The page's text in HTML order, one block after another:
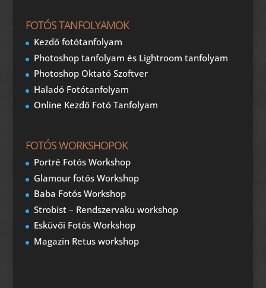
FOTÓS TANFOLYAMOK
Kezdő fotótanfolyam
Photoshop tanfolyam és Lightroom tanfolyam
Photoshop Oktató Szoftver
Haladó Fotótanfolyam
Online Kezdő Fotó Tanfolyam
FOTÓS WORKSHOPOK
Portré Fotós Workshop
Glamour fotós Workshop
Baba Fotós Workshop
Strobist – Rendszervaku workshop
Esküvői Fotós Workshop
Magazin Retus workshop